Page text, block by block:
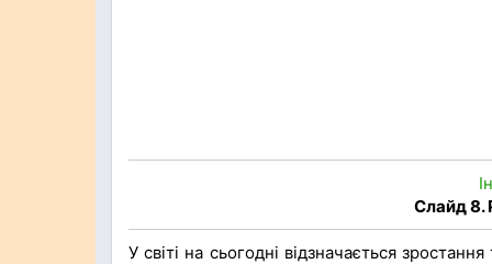
Слайд 8.
У світі на сьогодні відзначається